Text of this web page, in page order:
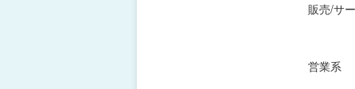
販売/サ
営業系